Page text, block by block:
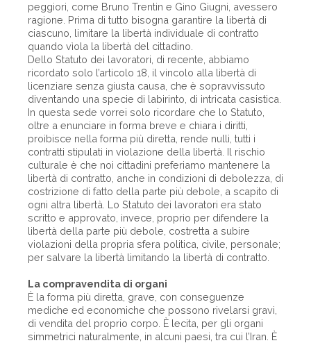
peggiori, come Bruno Trentin e Gino Giugni, avessero
ragione. Prima di tutto bisogna garantire la libertà di
ciascuno, limitare la libertà individuale di contratto
quando vìola la libertà del cittadino.
Dello Statuto dei lavoratori, di recente, abbiamo
ricordato solo l’articolo 18, il vincolo alla libertà di
licenziare senza giusta causa, che è sopravvissuto
diventando una specie di labirinto, di intricata casistica.
In questa sede vorrei solo ricordare che lo Statuto,
oltre a enunciare in forma breve e chiara i diritti,
proibisce nella forma più diretta, rende nulli, tutti i
contratti stipulati in violazione della libertà. Il rischio
culturale è che noi cittadini preferiamo mantenere la
libertà di contratto, anche in condizioni di debolezza, di
costrizione di fatto della parte più debole, a scapito di
ogni altra libertà. Lo Statuto dei lavoratori era stato
scritto e approvato, invece, proprio per difendere la
libertà della parte più debole, costretta a subire
violazioni della propria sfera politica, civile, personale;
per salvare la libertà limitando la libertà di contratto.
La compravendita di organi
È la forma più diretta, grave, con conseguenze
mediche ed economiche che possono rivelarsi gravi,
di vendita del proprio corpo. È lecita, per gli organi
simmetrici naturalmente, in alcuni paesi, tra cui l’Iran. È